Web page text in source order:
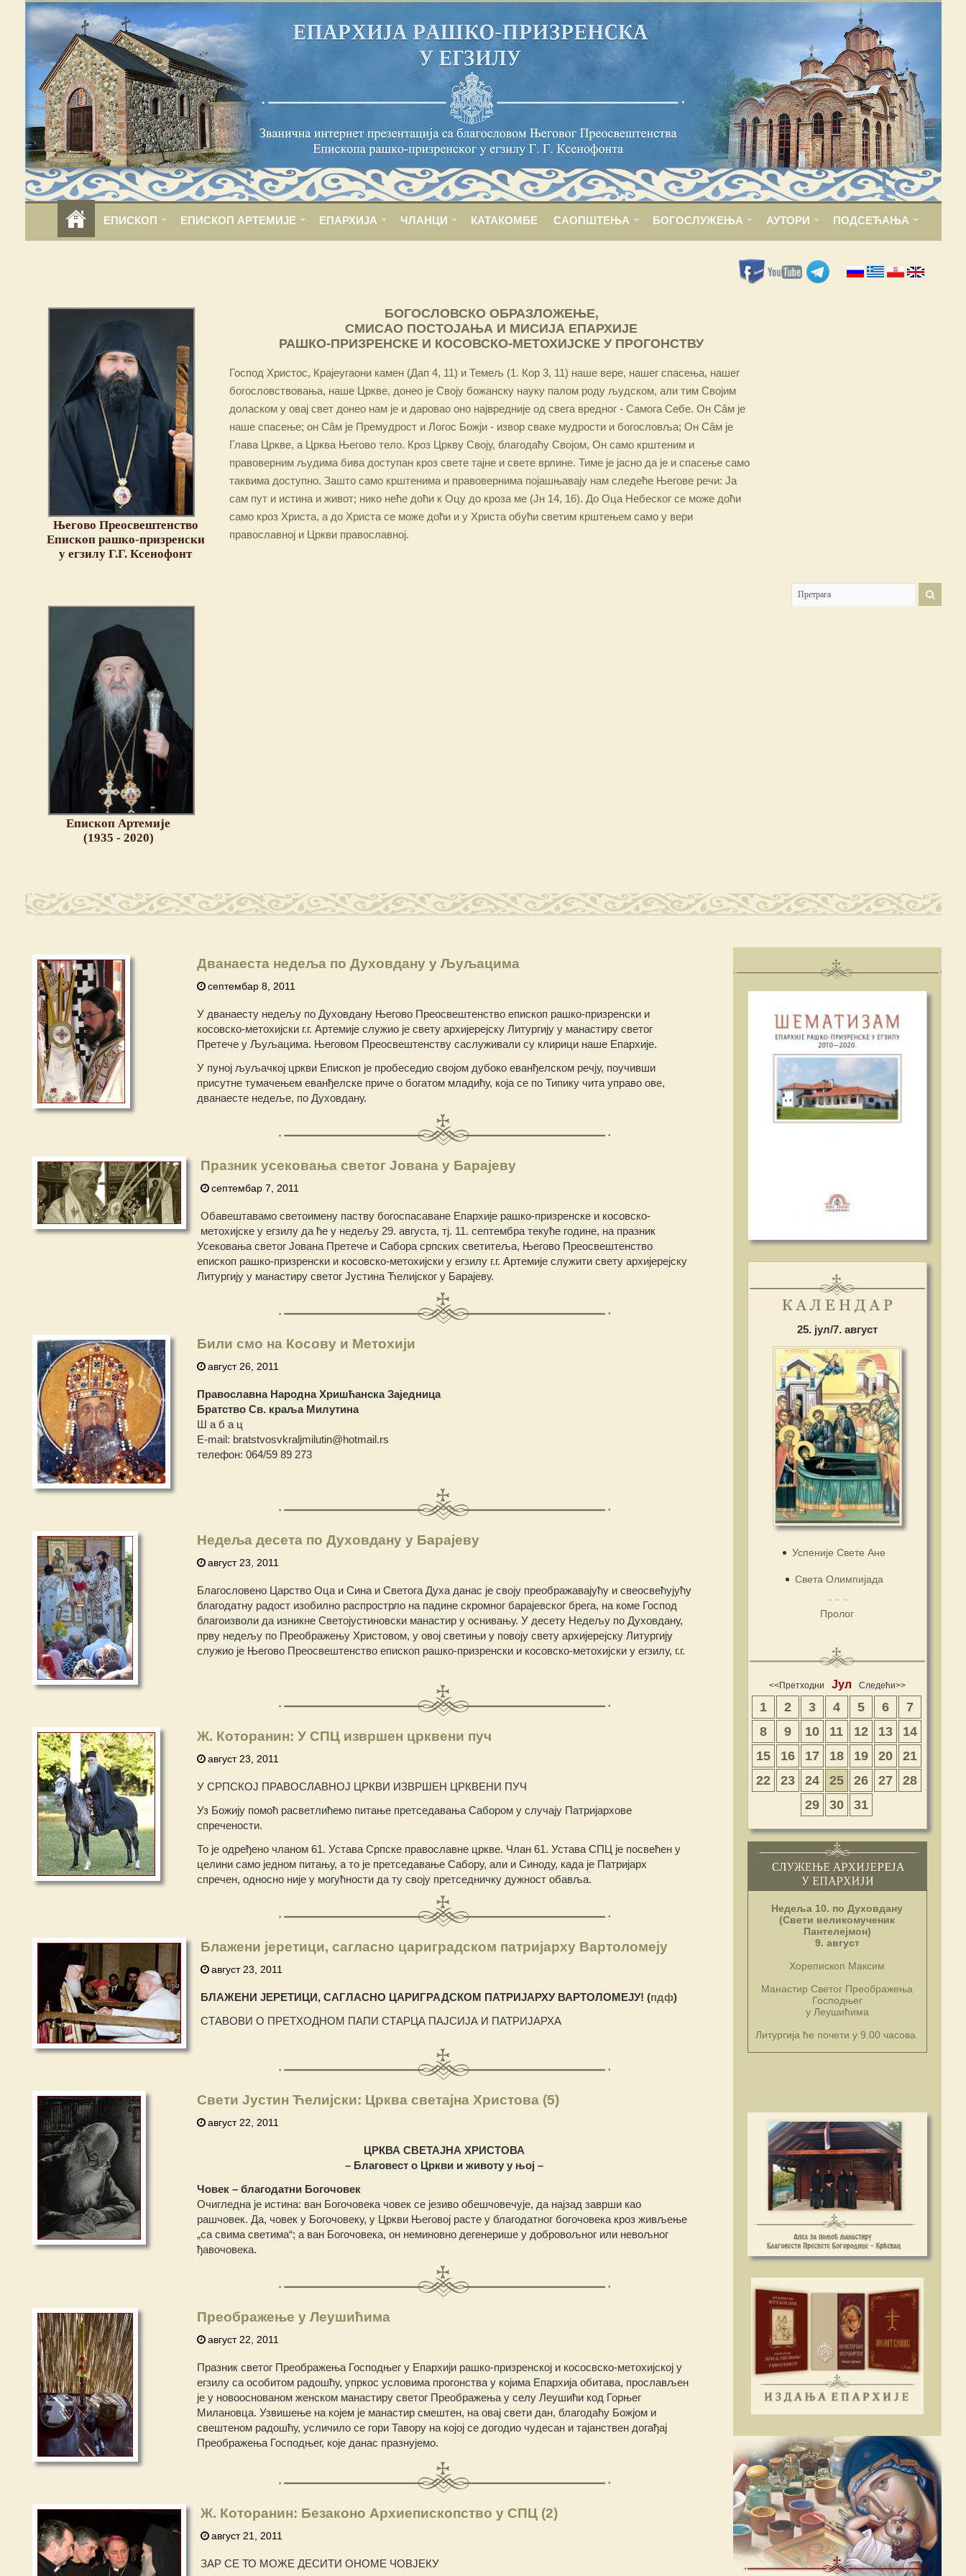
ЕПИСКОП ЕПИСКОП АРТЕМИЈЕ ЕПАРХИЈА ЧЛАНЦИ КАТАКОМБЕ САОПШТЕЊА БОГОСЛУЖЕЊА АУТОРИ ПОДСЕЋАЊА
Његово Преосвештенство
Епископ рашко-призренски
у егзилу Г.Г. Ксенофонт
БОГОСЛОВСКО ОБРАЗЛОЖЕЊЕ,
СМИСАО ПОСТОЈАЊА И МИСИЈА ЕПАРХИЈЕ
РАШКО-ПРИЗРЕНСКЕ И КОСОВСКО-МЕТОХИЈСКЕ У ПРОГОНСТВУ
Господ Христос, Крајеугаони камен (Дап 4, 11) и Темељ (1. Кор 3, 11) наше вере, нашег спасења, нашег
богословствовања, наше Цркве, донео је Своју божанску науку палом роду људском, али тим Својим
доласком у овај свет донео нам је и даровао оно највредније од свега вредног - Самога Себе. Он Сâм је
наше спасење; он Сâм је Премудрост и Логос Божји - извор сваке мудрости и богословља; Он Сâм је
Глава Цркве, а Црква Његово тело. Кроз Цркву Своју, благодаћу Својом, Он само крштеним и
правоверним људима бива доступан кроз свете тајне и свете врлине. Тиме је јасно да је и спасење само
таквима доступно. Зашто само крштенима и правовернима појашњавају нам следеће Његове речи: Ја
сам пут и истина и живот; нико неће доћи к Оцу до кроза ме (Јн 14, 16). До Оца Небеског се може доћи
само кроз Христа, а до Христа се може доћи и у Христа обући светим крштењем само у вери
православној и Цркви православној.
Епископ Артемије
(1935 - 2020)
Дванаеста недеља по Духовдану у Љуљацима
септембар 8, 2011
У дванаесту недељу по Духовдану Његово Преосвештенство епископ рашко-призренски и
косовско-метохијски г.г. Артемије служио је свету архијерејску Литургију у манастиру светог
Претече у Љуљацима. Његовом Преосвештенству саслуживали су клирици наше Епархије.
У пуној љуљачкој цркви Епископ је пробеседио својом дубоко еванђелском речју, поучивши
присутне тумачењем еванђелске приче о богатом младићу, која се по Типику чита управо ове,
дванаесте недеље, по Духовдану.
Празник усековања светог Јована у Барајеву
септембар 7, 2011
Обавештавамо светоимену паству богоспасаване Епархије рашко-призренске и косовско-
метохијске у егзилу да ће у недељу 29. августа, тј. 11. септембра текуће године, на празник
Усековања светог Јована Претече и Сабора српских светитеља, Његово Преосвештенство
епископ рашко-призренски и косовско-метохијски у егзилу г.г. Артемије служити свету архијерејску
Литургију у манастиру светог Јустина Ћелијског у Барајеву.
Били смо на Косову и Метохији
август 26, 2011
Православна Народна Хришћанска Заједница
Братство Св. краља Милутина
Ш а б а ц
Е-mail: bratstvosvkraljmilutin@hotmail.rs
телефон: 064/59 89 273
Недеља десета по Духовдану у Барајеву
август 23, 2011
Благословено Царство Оца и Сина и Светога Духа данас је своју преображавајућу и свеосвећујућу
благодатну радост изобилно распрострло на падинe скромног барајевског брега, на коме Господ
благоизволи да изникне Светојустиновски манастир у оснивању. У десету Недељу по Духовдану,
прву недељу по Преображењу Христовом, у овој светињи у повоју свету архијерејску Литургију
служио је Његово Преосвештенство епископ рашко-призренски и косовско-метохијски у егзилу, г.г.
Ж. Которанин: У СПЦ извршен црквени пуч
август 23, 2011
У СРПСКОЈ ПРАВОСЛАВНОЈ ЦРКВИ ИЗВРШЕН ЦРКВЕНИ ПУЧ
Уз Божију помоћ расветлићемо питање претседавања Сабором у случају Патријархове
спречености.
То је одређено чланом 61. Устава Српске православне цркве. Члан 61. Устава СПЦ је посвећен у
целини само једном питању, а то је претседавање Сабору, али и Синоду, када је Патријарх
спречен, односно није у могућности да ту своју претседничку дужност обавља.
Блажени јеретици, сагласно цариградском патријарху Вартоломеју
август 23, 2011
БЛАЖЕНИ ЈЕРЕТИЦИ, САГЛАСНО ЦАРИГРАДСКОМ ПАТРИЈАРХУ ВАРТОЛОМЕЈУ! (пдф)
СТАВОВИ О ПРЕТХОДНОМ ПАПИ СТАРЦА ПАЈСИЈА И ПАТРИЈАРХА
Свети Јустин Ћелијски: Црква светајна Христова (5)
август 22, 2011
ЦРКВА СВЕТАЈНА ХРИСТОВА
– Благовест о Цркви и животу у њој –
Човек – благодатни Богочовек
Очигледна је истина: ван Богочовека човек се језиво обешчовечује, да најзад заврши као
рашчовек. Да, човек у Богочовеку, у Цркви Његовој расте у благодатног богочовека кроз живљење
„са свима светима“; а ван Богочовека, он неминовно дегенерише у добровољног или невољног
ђавочовека.
Преображење у Леушићима
август 22, 2011
Празник светог Преображења Господњег у Епархији рашко-призренској и кососвско-метохијској у
егзилу са особитом радoшћу, упркос условима прогонства у којима Епархија обитава, прослављен
је у новооснованом женском манастиру светог Преображења у селу Леушићи код Горњег
Милановца. Узвишење на којем је манастир смештен, на овај свети дан, благодаћу Божјом и
свештеном радошћу, усличило се гори Тавору на којој се догодио чудесан и тајанствен догађај
Преображења Господњег, које данас празнујемо.
Ж. Которанин: Безаконо Архиепископство у СПЦ (2)
август 21, 2011
ЗАР СЕ ТО МОЖЕ ДЕСИТИ ОНОМЕ ЧОВЈЕКУ
25. јул/7. август
Успеније Свете Ане
Света Олимпијада
Пролог
<<Претходни Јул Следећи>>
1 2 3 4 5 6
7
8
9 10 11 12 13
14
15
16 17 18 19 20
21
22
23 24 25 26 27
28
29
30 31
Недеља 10. по Духовдану
(Свети великомученик
Пантелејмон)
9. август
Хорепископ Максим
Манастир Светог Преображења
Господњег
у Леушићима
Литургија ће почети у 9.00 часова.